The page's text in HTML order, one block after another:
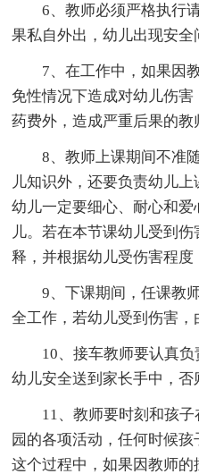
6、教师必须严格执行
果私自外出，幼儿出现安全
7、在工作中，如果因
免性情况下造成对幼儿伤
药费外，造成严重后果的教
8、教师上课期间不准
儿知识外，还要负责幼儿
幼儿一定要细心、耐心和
儿。若在本节课幼儿受到
释，并根据幼儿受伤害程度
9、下课期间，任课教
全工作，若幼儿受到伤害，
10、接车教师要认真
幼儿安全送到家长手中，否
11、教师要时刻和孩
园的各项活动，任何时候孩
这个过程中，如果因教师